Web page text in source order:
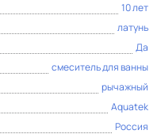
10 лет
латунь
Да
смеситель для ванны
рычажный
Aquatek
Россия